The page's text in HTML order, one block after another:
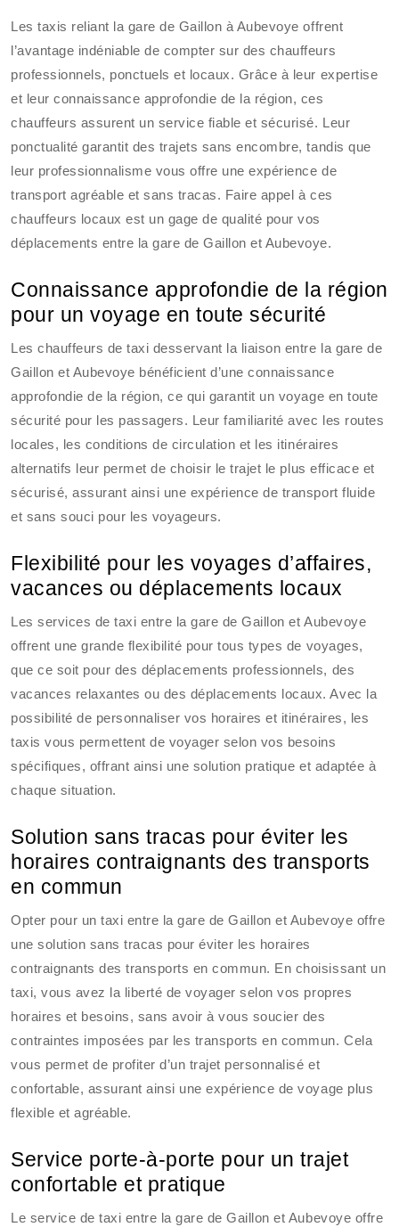
Les taxis reliant la gare de Gaillon à Aubevoye offrent
l’avantage indéniable de compter sur des chauffeurs
professionnels, ponctuels et locaux. Grâce à leur expertise
et leur connaissance approfondie de la région, ces
chauffeurs assurent un service fiable et sécurisé. Leur
ponctualité garantit des trajets sans encombre, tandis que
leur professionnalisme vous offre une expérience de
transport agréable et sans tracas. Faire appel à ces
chauffeurs locaux est un gage de qualité pour vos
déplacements entre la gare de Gaillon et Aubevoye.
Connaissance approfondie de la région
pour un voyage en toute sécurité
Les chauffeurs de taxi desservant la liaison entre la gare de
Gaillon et Aubevoye bénéficient d’une connaissance
approfondie de la région, ce qui garantit un voyage en toute
sécurité pour les passagers. Leur familiarité avec les routes
locales, les conditions de circulation et les itinéraires
alternatifs leur permet de choisir le trajet le plus efficace et
sécurisé, assurant ainsi une expérience de transport fluide
et sans souci pour les voyageurs.
Flexibilité pour les voyages d’affaires,
vacances ou déplacements locaux
Les services de taxi entre la gare de Gaillon et Aubevoye
offrent une grande flexibilité pour tous types de voyages,
que ce soit pour des déplacements professionnels, des
vacances relaxantes ou des déplacements locaux. Avec la
possibilité de personnaliser vos horaires et itinéraires, les
taxis vous permettent de voyager selon vos besoins
spécifiques, offrant ainsi une solution pratique et adaptée à
chaque situation.
Solution sans tracas pour éviter les
horaires contraignants des transports
en commun
Opter pour un taxi entre la gare de Gaillon et Aubevoye offre
une solution sans tracas pour éviter les horaires
contraignants des transports en commun. En choisissant un
taxi, vous avez la liberté de voyager selon vos propres
horaires et besoins, sans avoir à vous soucier des
contraintes imposées par les transports en commun. Cela
vous permet de profiter d’un trajet personnalisé et
confortable, assurant ainsi une expérience de voyage plus
flexible et agréable.
Service porte-à-porte pour un trajet
confortable et pratique
Le service de taxi entre la gare de Gaillon et Aubevoye offre